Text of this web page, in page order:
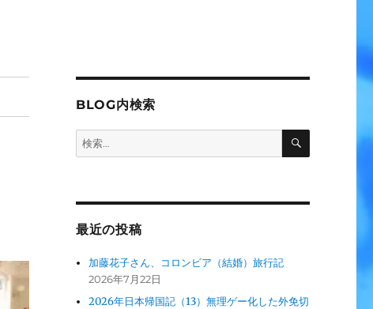
BLOG内検索
検
索:
検
最近の投稿
加藤花子さん、コロンビア（結婚）旅行記
2026年7月22日
2026年日本帰国記（13）無理ゲー化した外免切